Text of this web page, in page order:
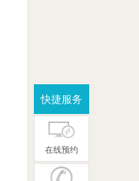
快捷服务
在线预约